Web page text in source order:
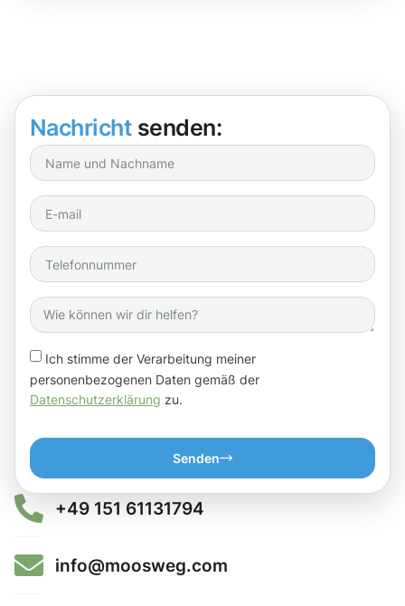
Nachricht senden:
Ich stimme der Verarbeitung meiner
personenbezogenen Daten gemäß der
Datenschutzerklärung zu.
Senden
+49 151 61131794
info@moosweg.com